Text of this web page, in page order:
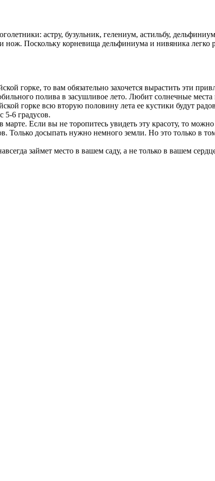
астру, бузульник, гелениум, астильбу,
Поскольку корневища дельфиниума и нивяника легко
горке, то вам обязательно захочется вырастить эти
полива в засушливое лето. Любит солнечные
горке всю вторую половину лета ее кустики будут
5-6 градусов.
Если вы не торопитесь увидеть эту красоту, то
досыпать нужно немного земли. Но это только в
займет место в вашем саду, а не только в вашем